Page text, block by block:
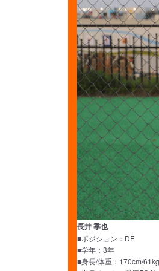
長井 季也
■ポジション：DF
■学年：3年
■身長/体重：170cm/61kg